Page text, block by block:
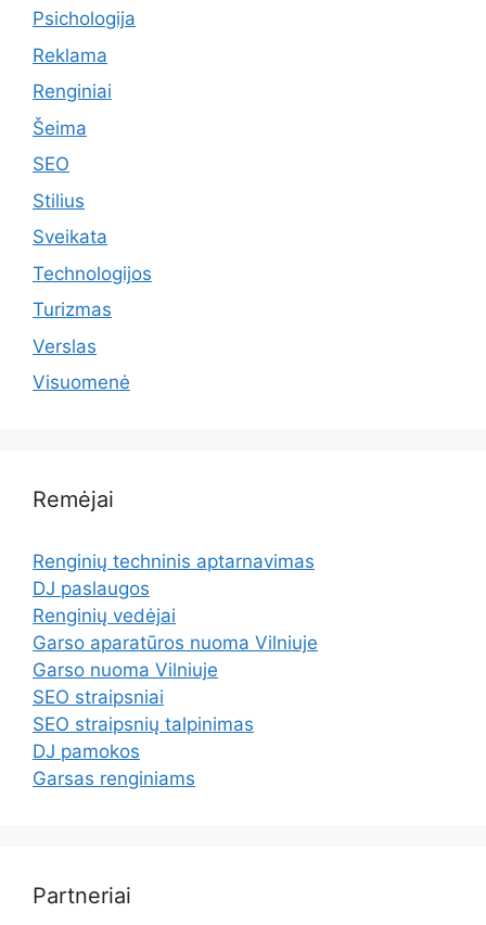
Psichologija
Reklama
Renginiai
Šeima
SEO
Stilius
Sveikata
Technologijos
Turizmas
Verslas
Visuomenė
Remėjai
Renginių techninis aptarnavimas
DJ paslaugos
Renginių vedėjai
Garso aparatūros nuoma Vilniuje
Garso nuoma Vilniuje
SEO straipsniai
SEO straipsnių talpinimas
DJ pamokos
Garsas renginiams
Partneriai